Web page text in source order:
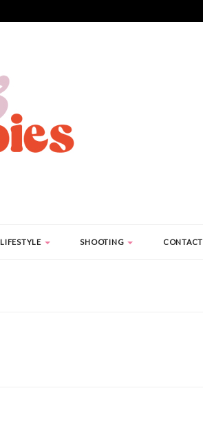
LIFESTYLE SHOOTING CONTACT